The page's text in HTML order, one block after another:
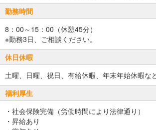
勤務時間
8：00～15：00（休憩45分）
※勤務3日、ご相談ください。
休日休暇
土曜、日曜、祝日、有給休暇、年末年始休暇な
福利厚生
・社会保険完備（労働時間により法律通り）
・昇給あり